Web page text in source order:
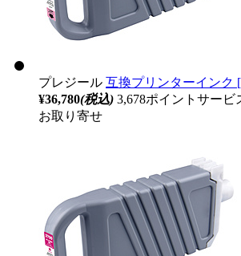
プレジール 互換プリンターインク
¥36,780(税込) 3,678ポイントサービ
お取り寄せ